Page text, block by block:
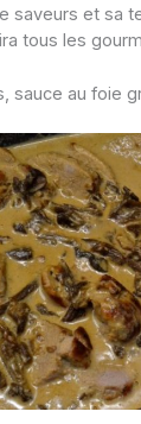
saveurs et sa
tous les
sauce au foie